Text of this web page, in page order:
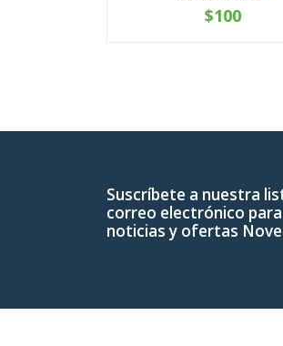
+
$100
Suscríbete a nuestra
correo electrónico
noticias y ofertas